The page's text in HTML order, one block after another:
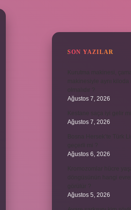
SON YAZILAR
Ağustos 7, 2026
Ağustos 7, 2026
Ağustos 6, 2026
Ağustos 5, 2026